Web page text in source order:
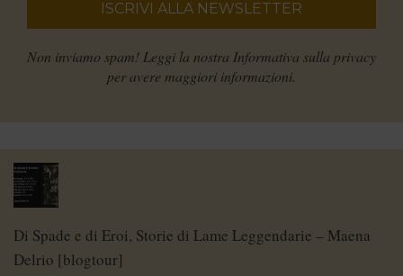
Non inviamo spam! Leggi la nostra Informativa sulla privacy
per avere maggiori informazioni.
Di Spade e di Eroi, Storie di Lame Leggendarie – Maena
Delrio [blogtour]